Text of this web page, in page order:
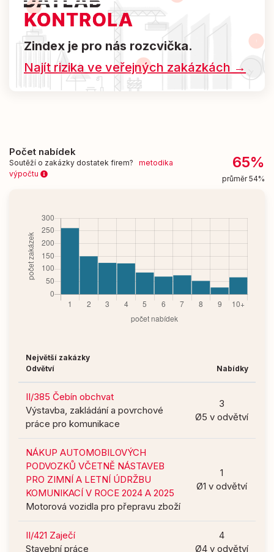
Zindex je pro nás rozcvička.
Najít rizika ve veřejných zakázkách →
Počet nabídek
Soutěží o zakázky dostatek firem? metodika
výpočtu
65%
průměr 54%
Největší zakázky
Odvětví
Nabídky
II/385 Čebín obchvat
Výstavba, zakládání a povrchové
práce pro komunikace
3
Ø5 v odvětví
NÁKUP AUTOMOBILOVÝCH
PODVOZKŮ VČETNĚ NÁSTAVEB
PRO ZIMNÍ A LETNÍ ÚDRŽBU
KOMUNIKACÍ V ROCE 2024 A 2025
Motorová vozidla pro přepravu zboží
1
Ø1 v odvětví
II/421 Zaječí
Stavební práce
4
Ø4 v odvětví